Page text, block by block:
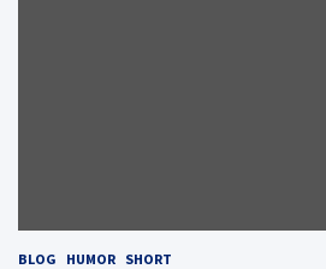
BLOG HUMOR SHORT